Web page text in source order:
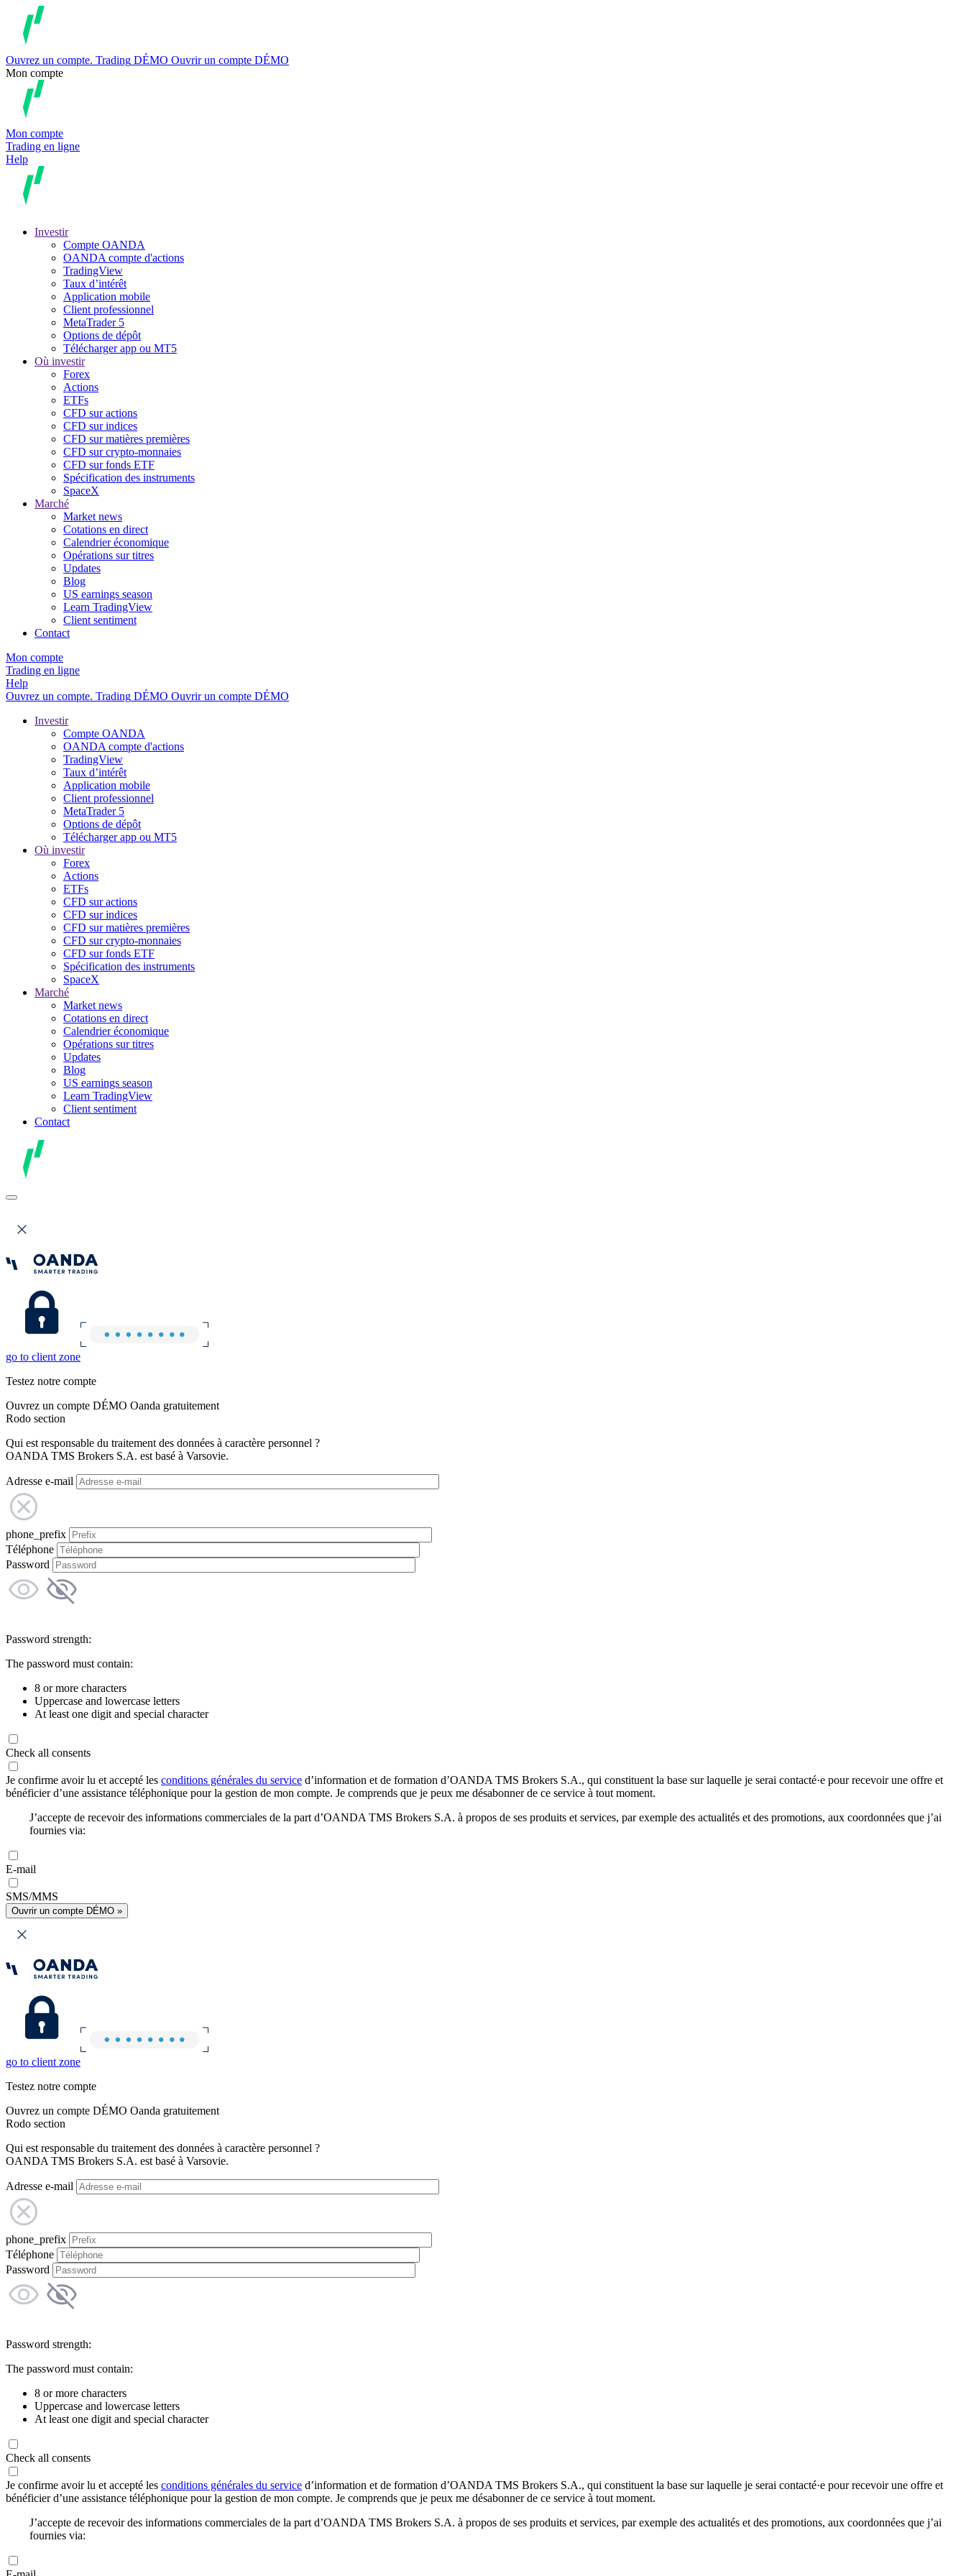
Ouvrez un compte. Trading DÉMO Ouvrir un compte DÉMO
Mon compte
Mon compte
Trading en ligne
Help
Investir
Compte OANDA
OANDA compte d'actions
TradingView
Taux d’intérêt
Application mobile
Client professionnel
MetaTrader 5
Options de dépôt
Télécharger app ou MT5
Où investir
Forex
Actions
ETFs
CFD sur actions
CFD sur indices
CFD sur matières premières
CFD sur crypto-monnaies
CFD sur fonds ETF
Spécification des instruments
SpaceX
Marché
Market news
Cotations en direct
Calendrier économique
Opérations sur titres
Updates
Blog
US earnings season
Learn TradingView
Client sentiment
Contact
Mon compte
Trading en ligne
Help
Ouvrez un compte. Trading DÉMO Ouvrir un compte DÉMO
Investir
Compte OANDA
OANDA compte d'actions
TradingView
Taux d’intérêt
Application mobile
Client professionnel
MetaTrader 5
Options de dépôt
Télécharger app ou MT5
Où investir
Forex
Actions
ETFs
CFD sur actions
CFD sur indices
CFD sur matières premières
CFD sur crypto-monnaies
CFD sur fonds ETF
Spécification des instruments
SpaceX
Marché
Market news
Cotations en direct
Calendrier économique
Opérations sur titres
Updates
Blog
US earnings season
Learn TradingView
Client sentiment
Contact
go to client zone
Testez notre compte
Ouvrez un compte DÉMO Oanda gratuitement
Rodo section
Qui est responsable du traitement des données à caractère personnel ?
OANDA TMS Brokers S.A. est basé à Varsovie.
Adresse e-mail
phone_prefix
Téléphone
Password
Password strength:
The password must contain:
8 or more characters
Uppercase and lowercase letters
At least one digit and special character
Check all consents
Je confirme avoir lu et accepté les conditions générales du service d’information et de formation d’OANDA TMS Brokers S.A., qui constituent la base sur laquelle je serai contacté·e pour recevoir une offre et
bénéficier d’une assistance téléphonique pour la gestion de mon compte. Je comprends que je peux me désabonner de ce service à tout moment.
J’accepte de recevoir des informations commerciales de la part d’OANDA TMS Brokers S.A. à propos de ses produits et services, par exemple des actualités et des promotions, aux coordonnées que j’ai
fournies via:
E-mail
SMS/MMS
Ouvrir un compte DÉMO »
go to client zone
Testez notre compte
Ouvrez un compte DÉMO Oanda gratuitement
Rodo section
Qui est responsable du traitement des données à caractère personnel ?
OANDA TMS Brokers S.A. est basé à Varsovie.
Adresse e-mail
phone_prefix
Téléphone
Password
Password strength:
The password must contain:
8 or more characters
Uppercase and lowercase letters
At least one digit and special character
Check all consents
Je confirme avoir lu et accepté les conditions générales du service d’information et de formation d’OANDA TMS Brokers S.A., qui constituent la base sur laquelle je serai contacté·e pour recevoir une offre et
bénéficier d’une assistance téléphonique pour la gestion de mon compte. Je comprends que je peux me désabonner de ce service à tout moment.
J’accepte de recevoir des informations commerciales de la part d’OANDA TMS Brokers S.A. à propos de ses produits et services, par exemple des actualités et des promotions, aux coordonnées que j’ai
fournies via: